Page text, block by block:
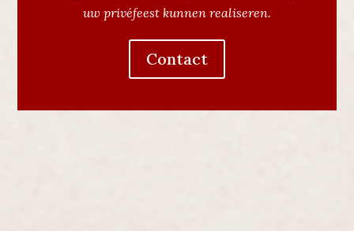
uw privéfeest kunnen realiseren.
Contact